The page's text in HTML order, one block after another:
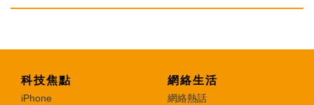
科技焦點
iPhone
網絡生活
網絡熱話